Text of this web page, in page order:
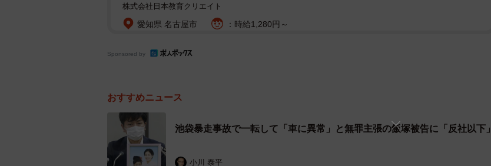
(4)出産後60日を経過しないとき
(5)刑の執行によって回復することのできない不利益を生ずるおそれがあるとき
いとき
飯塚被告の場合は(2)に該当する。
小川氏は「刑事訴訟法428条では『70歳以上』となっているが、今は70代になって初めて
刑務所に入る人は多く、珍しくはない。車いす生活の人もいれば、医療刑務所に入ることも
株式会社日本教育クリエイト
愛知県 名古屋市 ：時給1,280円～
Sponsored by
おすすめニュース
池袋暴走事故で一転して「車に異常」と無罪主張の飯塚被告に「反社以下」
小川 泰平